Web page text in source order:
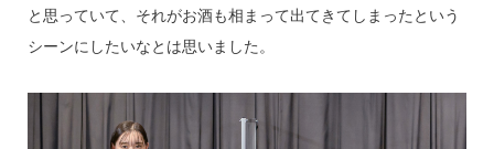
と思っていて、それがお酒も相まって出てきてしまったという
シーンにしたいなとは思いました。